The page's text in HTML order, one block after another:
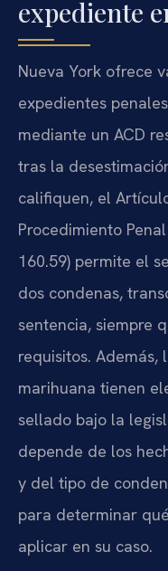
expediente
Nueva York ofrece
expedientes
mediante un ACD
tras la
califiquen, el
Procedimiento
160.59) permite el
dos condenas,
sentencia, siempre
requisitos. Además,
marihuana tienen
sellado bajo la
depende de los
y del tipo de
para determinar
aplicar en su caso.